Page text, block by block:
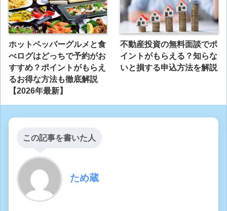
ホットペッパーグルメと食
べログはどっちで予約がお
すすめ？ポイントがもらえ
るお得な方法も徹底解説
【2026年最新】
不動産投資の無料面談でポ
イントがもらえる？知らな
いと損する申込方法を解説
この記事を書いた人
ため蔵